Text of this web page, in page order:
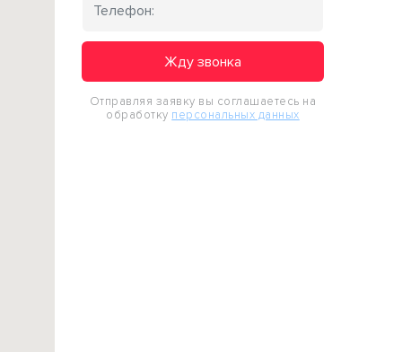
Жду звонка
Отправляя заявку вы соглашаетесь на
обработку персональных данных